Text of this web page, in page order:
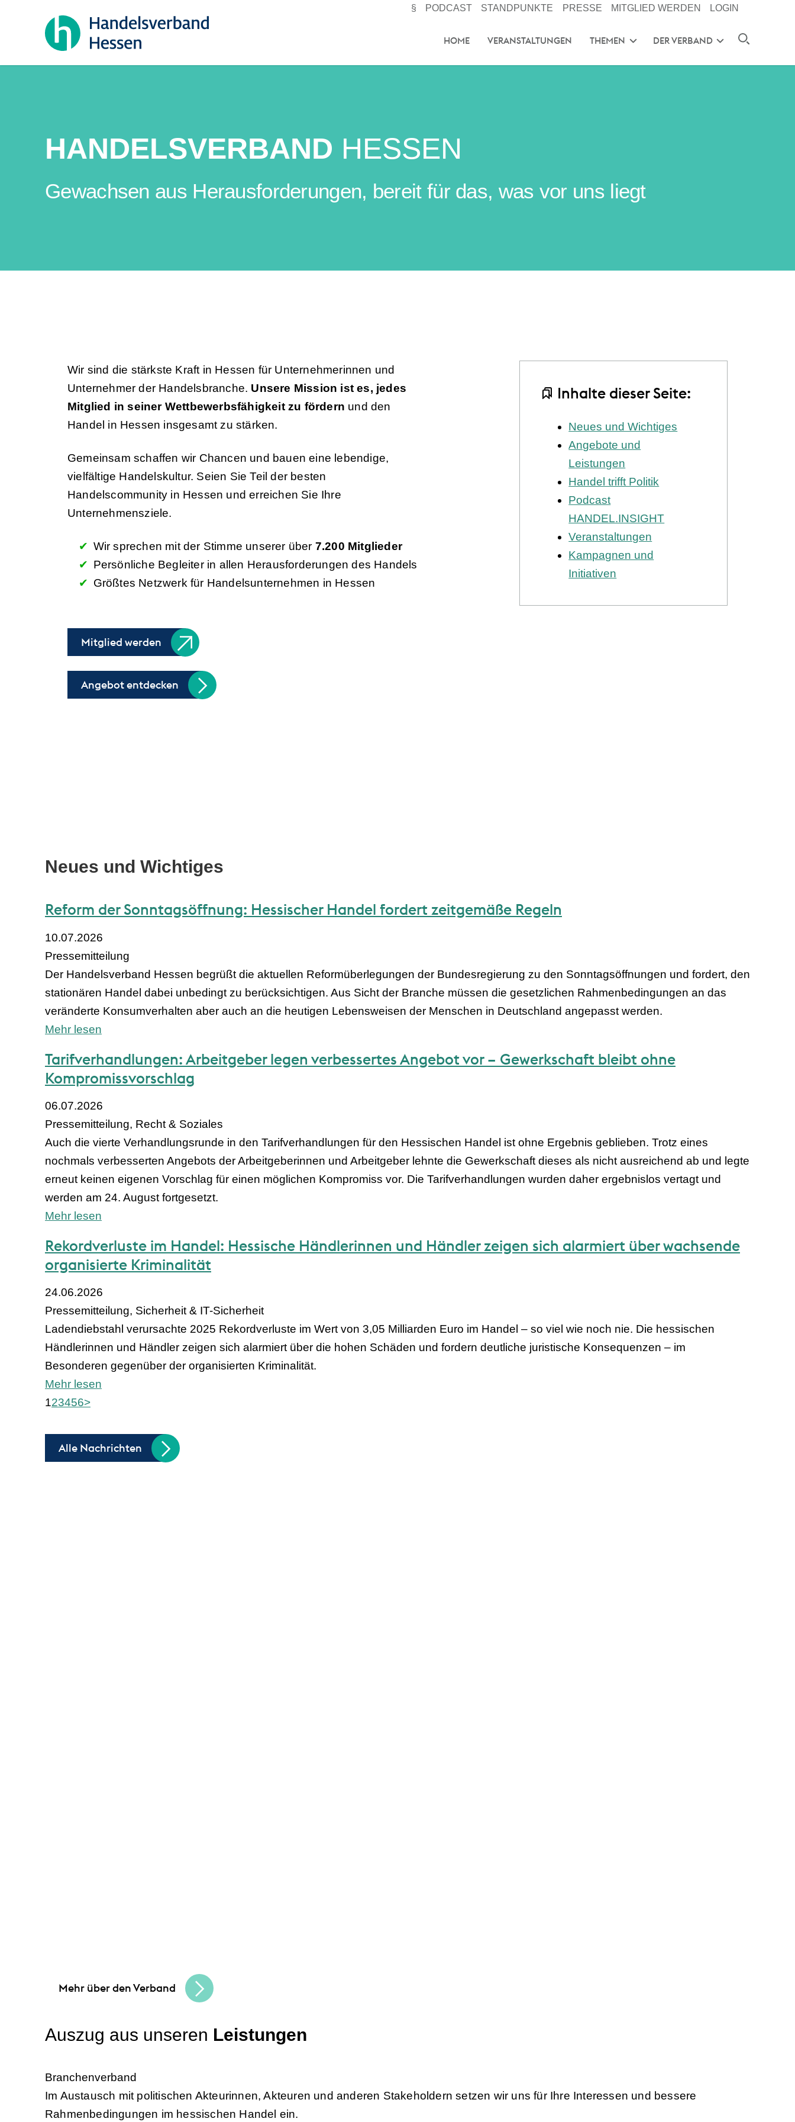
§ PODCAST STANDPUNKTE PRESSE MITGLIED WERDEN LOGIN
HOME VERANSTALTUNGEN THEMEN DER VERBAND
HANDELSVERBAND HESSEN
Gewachsen aus Herausforderungen, bereit für das, was vor uns liegt
Wir sind die stärkste Kraft in Hessen für Unternehmerinnen und
Unternehmer der Handelsbranche. Unsere Mission ist es, jedes
Mitglied in seiner Wettbewerbsfähigkeit zu fördern und den
Handel in Hessen insgesamt zu stärken.
Gemeinsam schaffen wir Chancen und bauen eine lebendige,
vielfältige Handelskultur. Seien Sie Teil der besten
Handelscommunity in Hessen und erreichen Sie Ihre
Unternehmensziele.
Wir sprechen mit der Stimme unserer über 7.200 Mitglieder
Persönliche Begleiter in allen Herausforderungen des Handels
Größtes Netzwerk für Handelsunternehmen in Hessen
Inhalte dieser Seite:
Neues und Wichtiges
Angebote und
Leistungen
Handel trifft Politik
Podcast
HANDEL.INSIGHT
Veranstaltungen
Kampagnen und
Initiativen
Mitglied werden
Angebot entdecken
Neues und Wichtiges
Reform der Sonntagsöffnung: Hessischer Handel fordert zeitgemäße Regeln
10.07.2026
Pressemitteilung
Der Handelsverband Hessen begrüßt die aktuellen Reformüberlegungen der Bundesregierung zu den Sonntagsöffnungen und fordert, den
stationären Handel dabei unbedingt zu berücksichtigen. Aus Sicht der Branche müssen die gesetzlichen Rahmenbedingungen an das
veränderte Konsumverhalten aber auch an die heutigen Lebensweisen der Menschen in Deutschland angepasst werden.
Mehr lesen
Tarifverhandlungen: Arbeitgeber legen verbessertes Angebot vor – Gewerkschaft bleibt ohne
Kompromissvorschlag
06.07.2026
Pressemitteilung, Recht & Soziales
Auch die vierte Verhandlungsrunde in den Tarifverhandlungen für den Hessischen Handel ist ohne Ergebnis geblieben. Trotz eines
nochmals verbesserten Angebots der Arbeitgeberinnen und Arbeitgeber lehnte die Gewerkschaft dieses als nicht ausreichend ab und legte
erneut keinen eigenen Vorschlag für einen möglichen Kompromiss vor. Die Tarifverhandlungen wurden daher ergebnislos vertagt und
werden am 24. August fortgesetzt.
Mehr lesen
Rekordverluste im Handel: Hessische Händlerinnen und Händler zeigen sich alarmiert über wachsende
organisierte Kriminalität
24.06.2026
Pressemitteilung, Sicherheit & IT-Sicherheit
Ladendiebstahl verursachte 2025 Rekordverluste im Wert von 3,05 Milliarden Euro im Handel – so viel wie noch nie. Die hessischen
Händlerinnen und Händler zeigen sich alarmiert über die hohen Schäden und fordern deutliche juristische Konsequenzen – im
Besonderen gegenüber der organisierten Kriminalität.
Mehr lesen
123456>
Alle Nachrichten
Mehr über den Verband
Auszug aus unseren Leistungen
Branchenverband
Im Austausch mit politischen Akteurinnen, Akteuren und anderen Stakeholdern setzen wir uns für Ihre Interessen und bessere
Rahmenbedingungen im hessischen Handel ein.